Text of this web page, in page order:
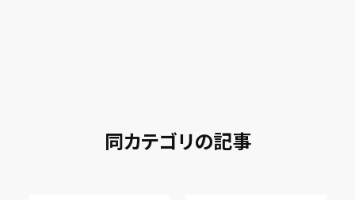
同カテゴリの記事